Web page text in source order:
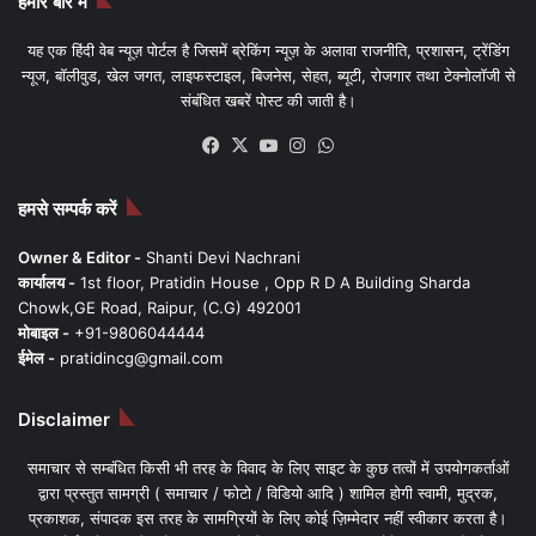
यह एक हिंदी वेब न्यूज़ पोर्टल है जिसमें ब्रेकिंग न्यूज़ के अलावा राजनीति, प्रशासन, ट्रेंडिंग
न्यूज, बॉलीवुड, खेल जगत, लाइफस्टाइल, बिजनेस, सेहत, ब्यूटी, रोजगार तथा टेक्नोलॉजी से
संबंधित खबरें पोस्ट की जाती है।
Facebook
X YouTubeInstagram
हमसे सम्पर्क करें
Owner & Editor - Shanti Devi Nachrani
कार्यालय - 1st floor, Pratidin House , Opp R D A Building Sharda
Chowk,GE Road, Raipur, (C.G) 492001
मोबाइल - +91-9806044444
ईमेल - pratidincg@gmail.com
Disclaimer
समाचार से सम्बंधित किसी भी तरह के विवाद के लिए साइट के कुछ तत्वों में उपयोगकर्ताओं
द्वारा प्रस्तुत सामग्री ( समाचार / फोटो / विडियो आदि ) शामिल होगी स्वामी, मुद्रक,
प्रकाशक, संपादक इस तरह के सामग्रियों के लिए कोई ज़िम्मेदार नहीं स्वीकार करता है।